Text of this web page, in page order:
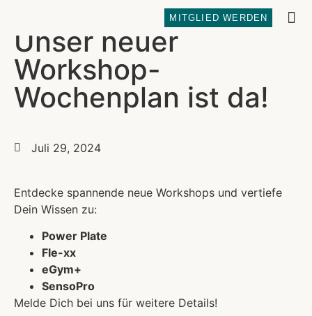
MITGLIED WERDEN
Unser neuer
Workshop-
Wochenplan ist da!
Juli 29, 2024
Entdecke spannende neue Workshops und vertiefe
Dein Wissen zu:
Power Plate
Fle-xx
eGym+
SensoPro
Melde Dich bei uns für weitere Details!